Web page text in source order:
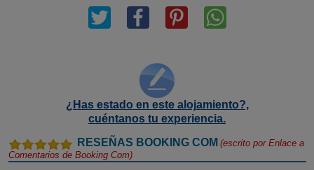
¿Has estado en este alojamiento?,
cuéntanos tu experiencia.
RESEÑAS BOOKING COM (escrito por Enlace a
Comentarios de Booking Com)